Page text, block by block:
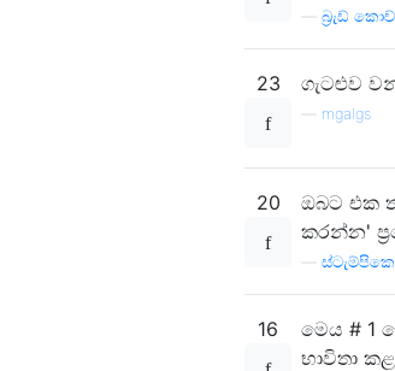
බ්‍රැඩ් කොච්
23 ගැටළුව
mgalgs
20
ඔබට එක
කරන්න'
16
මෙය # 1
භාවිතා